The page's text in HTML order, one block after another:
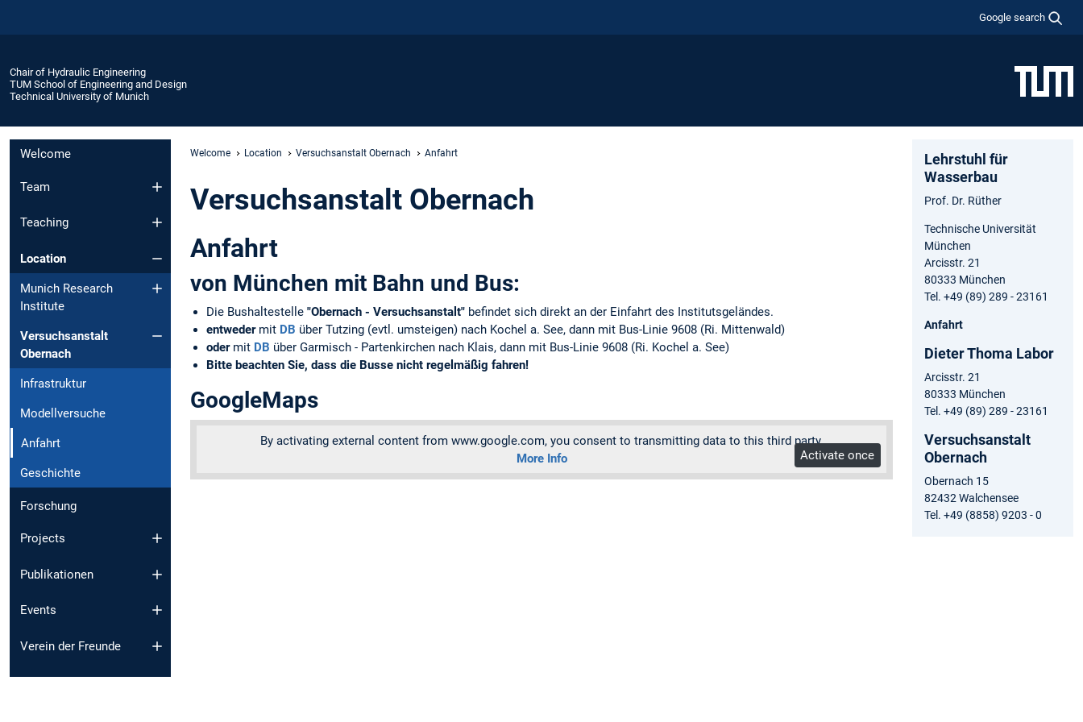
Google search
Chair of Hydraulic Engineering
TUM School of Engineering and Design
Technical University of Munich
Welcome
Team
Teaching
Location
Munich Research
Institute
Versuchsanstalt
Obernach
Infrastruktur
Modellversuche
Anfahrt
Geschichte
Forschung
Projects
Publikationen
Events
Verein der Freunde
Welcome Location Versuchsanstalt Obernach Anfahrt
Versuchsanstalt Obernach
Anfahrt
von München mit Bahn und Bus:
Die Bushaltestelle "Obernach - Versuchsanstalt" befindet sich direkt an der Einfahrt des Institutsgeländes.
entwedermit DB über Tutzing (evtl. umsteigen) nach Kochel a. See, dann mit Bus-Linie 9608 (Ri. Mittenwald)
odermit DB über Garmisch - Partenkirchen nach Klais, dann mit Bus-Linie 9608 (Ri. Kochel a. See)
Bitte beachten Sie, dass die Busse nicht regelmäßig fahren!
GoogleMaps
By activating external content from www.google.com, you consent to transmitting data to this third party.
More Info
Activate once
Lehrstuhl für
Wasserbau
Prof. Dr. Rüther
Technische Universität
München
Arcisstr. 21
80333 München
Tel. +49 (89) 289 - 23161
Anfahrt
Dieter Thoma Labor
Arcisstr. 21
80333 München
Tel. +49 (89) 289 - 23161
Versuchsanstalt
Obernach
Obernach 15
82432 Walchensee
Tel. +49 (8858) 9203 - 0